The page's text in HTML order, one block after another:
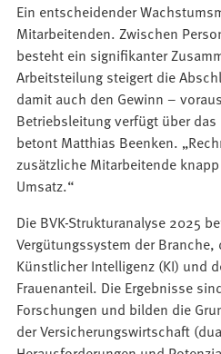
Ein entscheidender
Mitarbeitenden. Zwischen
besteht ein signifikanter
Arbeitsteilung steigert die
damit auch den Gewinn –
Betriebsleitung verfügt über
betont Matthias Beenken.
zusätzliche Mitarbeitende
Umsatz.“
Die BVK-Strukturanalyse 2025
Vergütungssystem der Branche,
Künstlicher Intelligenz (KI) und
Frauenanteil. Die Ergebnisse
Forschungen und bilden die
der Versicherungswirtschaft